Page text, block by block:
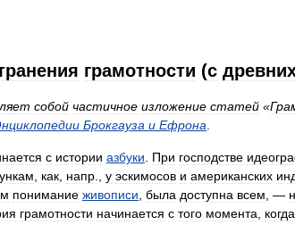
грамотности (с
собой частичное изложение статей «
Брокгауза и Ефрона.
с истории азбуки. При господстве
, как, напр., у эскимосов и американских
понимание живописи, была доступна всем, —
грамотности начинается с того момента, когда